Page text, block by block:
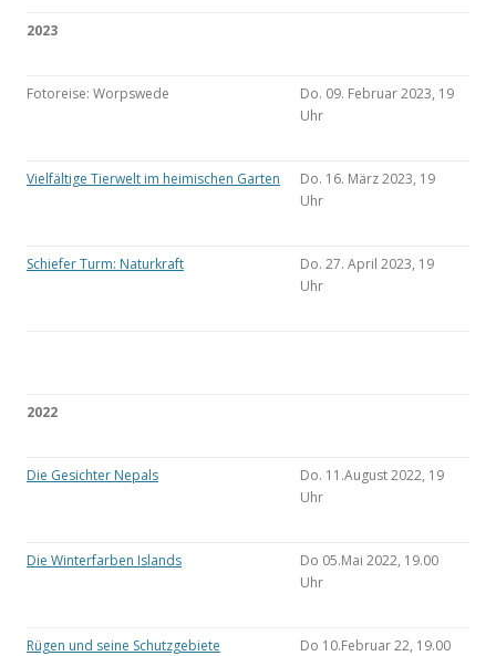
2023
Fotoreise: Worpswede
Do. 09. Februar 2023, 19
Uhr
Vielfältige Tierwelt im heimischen Garten
Do. 16. März 2023, 19
Uhr
Schiefer Turm: Naturkraft
Do. 27. April 2023, 19
Uhr
2022
Die Gesichter Nepals
Do. 11.August 2022, 19
Uhr
Die Winterfarben Islands
Do 05.Mai 2022, 19.00
Uhr
Rügen und seine Schutzgebiete
Do 10.Februar 22, 19.00